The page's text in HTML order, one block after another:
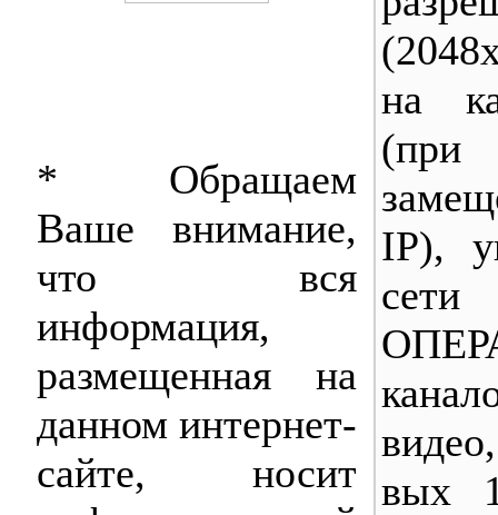
* Обращаем
Ваше внимание,
что вся
информация,
размещенная на
данном интернет-
сайте, носит
на
IP),
вых